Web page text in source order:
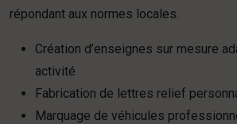
répondant aux normes locales.
Création d’enseignes sur mesure
activité
Fabrication de lettres relief
Marquage de véhicules